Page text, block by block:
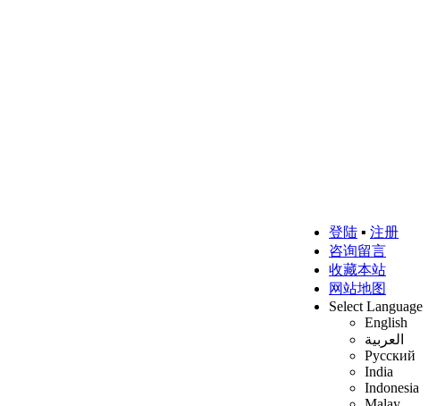
登陆 ▪ 注册
咨询留言
收藏本站
网站地图
Select Language
English
العربية
Русский
India
Indonesia